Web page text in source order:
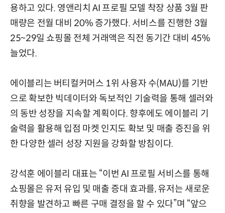
용하고 있다. 영앤리치 AI 프로필 모델 착장 상품 3월 판
매량은 전월 대비 20% 증가했다. 서비스를 진행한 3월
25~29일 쇼핑몰 전체 거래액은 직전 동기간 대비 45%
늘었다.
에이블리는 버티컬커머스 1위 사용자 수(MAU)를 기반
으로 확보한 빅데이터와 독보적인 기술력을 통해 셀러와
의 동반 성장을 지속할 계획이다. 향후에도 에이블리 기
술력을 활용해 입점 마켓 인지도 확보 및 매출 증진을 위
한 다양한 셀러 성장 지원을 강화할 방침이다.
강석훈 에이블리 대표는 “이번 AI 프로필 서비스를 통해
쇼핑몰은 유저 유입 및 매출 증대 효과를, 유저는 새로운
취향을 발견하고 빠른 구매 결정을 할 수 있다”며 “앞으